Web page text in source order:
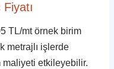
TL/mt örnek birim
metrajlı işlerde
maliyeti etkileyebilir.